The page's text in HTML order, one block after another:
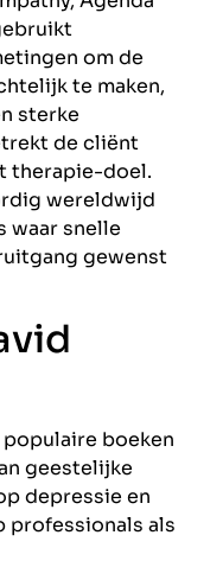
om de
te maken,
sterke
de cliënt
therapie-doel.
wereldwijd
waar snelle
gewenst
boeken
geestelijke
depressie en
professionals als